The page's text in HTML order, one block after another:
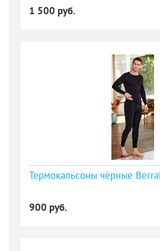
1 500 руб.
Термокальсоны чёрные
900 руб.